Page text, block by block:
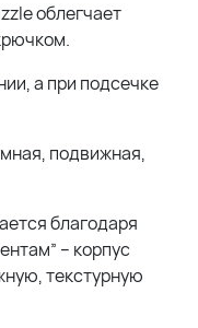
облегчает
а при подсечке
подвижная,
благодаря
– корпус
текстурную